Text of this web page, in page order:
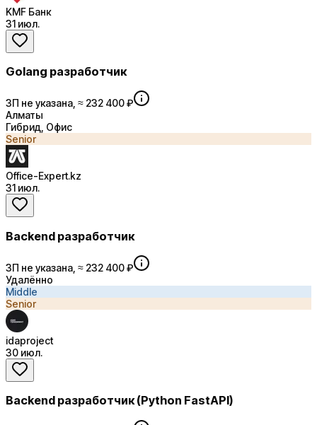
KMF Банк
31 июл.
Golang разработчик
ЗП не указана, ≈ 232 400 ₽
Алматы
Гибрид, Офис
Senior
Office-Expert.kz
31 июл.
Backend разработчик
ЗП не указана, ≈ 232 400 ₽
Удалённо
Middle
Senior
idaproject
30 июл.
Backend разработчик (Python FastAPI)